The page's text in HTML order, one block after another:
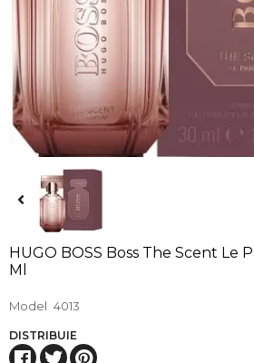
HUGO BOSS Boss The Scent Le
Ml
Model 4013
DISTRIBUIE